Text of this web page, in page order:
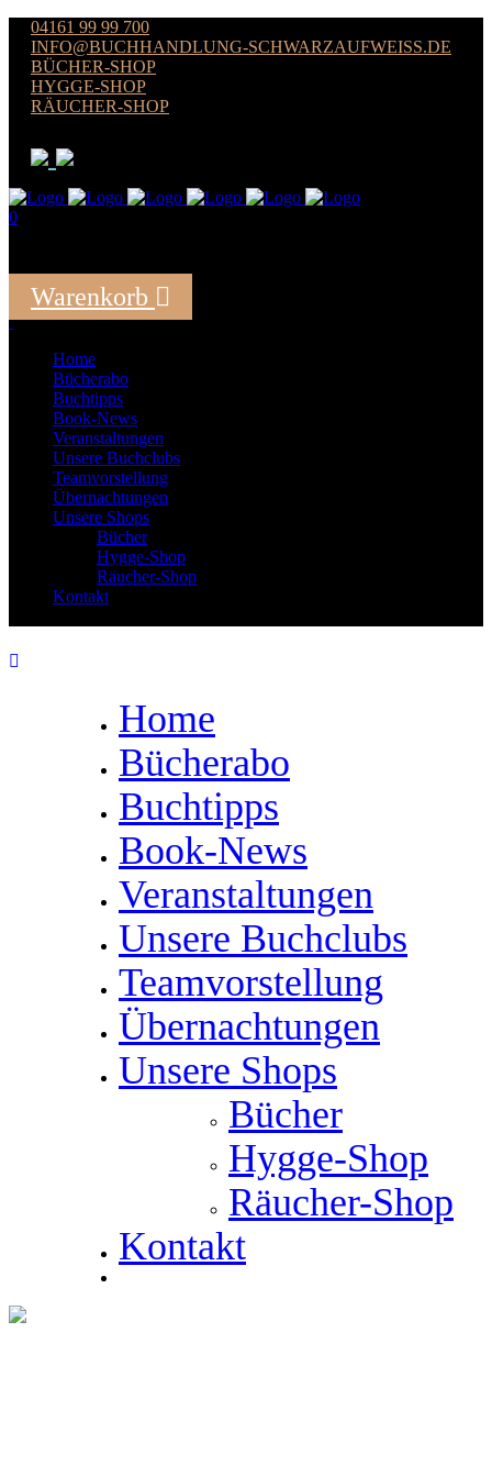
04161 99 99 700
INFO@BUCHHANDLUNG-SCHWARZAUFWEISS.DE
BÜCHER-SHOP
HYGGE-SHOP
RÄUCHER-SHOP
0
Warenkorb
Home
Bücherabo
Buchtipps
Book-News
Veranstaltungen
Unsere Buchclubs
Teamvorstellung
Übernachtungen
Unsere Shops
Bücher
Hygge-Shop
Räucher-Shop
Kontakt
Home
Bücherabo
Buchtipps
Book-News
Veranstaltungen
Unsere Buchclubs
Teamvorstellung
Übernachtungen
Unsere Shops
Bücher
Hygge-Shop
Räucher-Shop
Kontakt